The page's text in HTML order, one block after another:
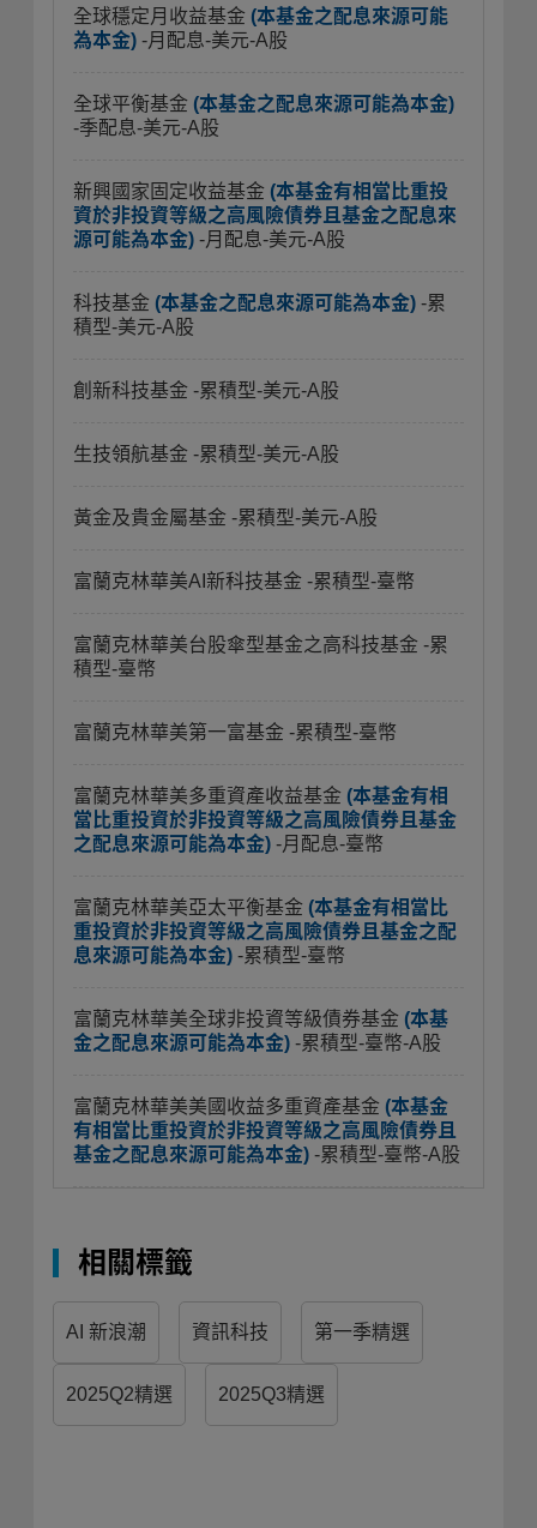
全球穩定月收益基金 (本基金之配息來源可能
為本金) -月配息-美元-A股
全球平衡基金 (本基金之配息來源可能為本金)
-季配息-美元-A股
新興國家固定收益基金 (本基金有相當比重投
資於非投資等級之高風險債券且基金之配息來
源可能為本金) -月配息-美元-A股
科技基金 (本基金之配息來源可能為本金) -累
積型-美元-A股
創新科技基金 -累積型-美元-A股
生技領航基金 -累積型-美元-A股
黃金及貴金屬基金 -累積型-美元-A股
富蘭克林華美AI新科技基金 -累積型-臺幣
富蘭克林華美台股傘型基金之高科技基金 -累
積型-臺幣
富蘭克林華美第一富基金 -累積型-臺幣
富蘭克林華美多重資產收益基金 (本基金有相
當比重投資於非投資等級之高風險債券且基金
之配息來源可能為本金) -月配息-臺幣
富蘭克林華美亞太平衡基金 (本基金有相當比
重投資於非投資等級之高風險債券且基金之配
息來源可能為本金) -累積型-臺幣
富蘭克林華美全球非投資等級債券基金 (本基
金之配息來源可能為本金) -累積型-臺幣-A股
富蘭克林華美美國收益多重資產基金 (本基金
有相當比重投資於非投資等級之高風險債券且
基金之配息來源可能為本金) -累積型-臺幣-A股
相關標籤
AI 新浪潮 資訊科技 第一季精選
2025Q2精選 2025Q3精選